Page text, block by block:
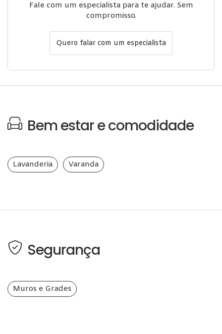
Fale com um especialista para te ajudar. Sem
compromisso.
Quero falar com um especialista
Bem estar e comodidade
Lavanderia Varanda
Segurança
Muros e Grades